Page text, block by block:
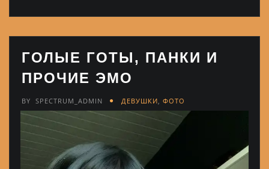
ГОЛЫЕ ГОТЫ, ПАНКИ И
ПРОЧИЕ ЭМО
BY SPECTRUM_ADMIN ДЕВУШКИ ФОТО